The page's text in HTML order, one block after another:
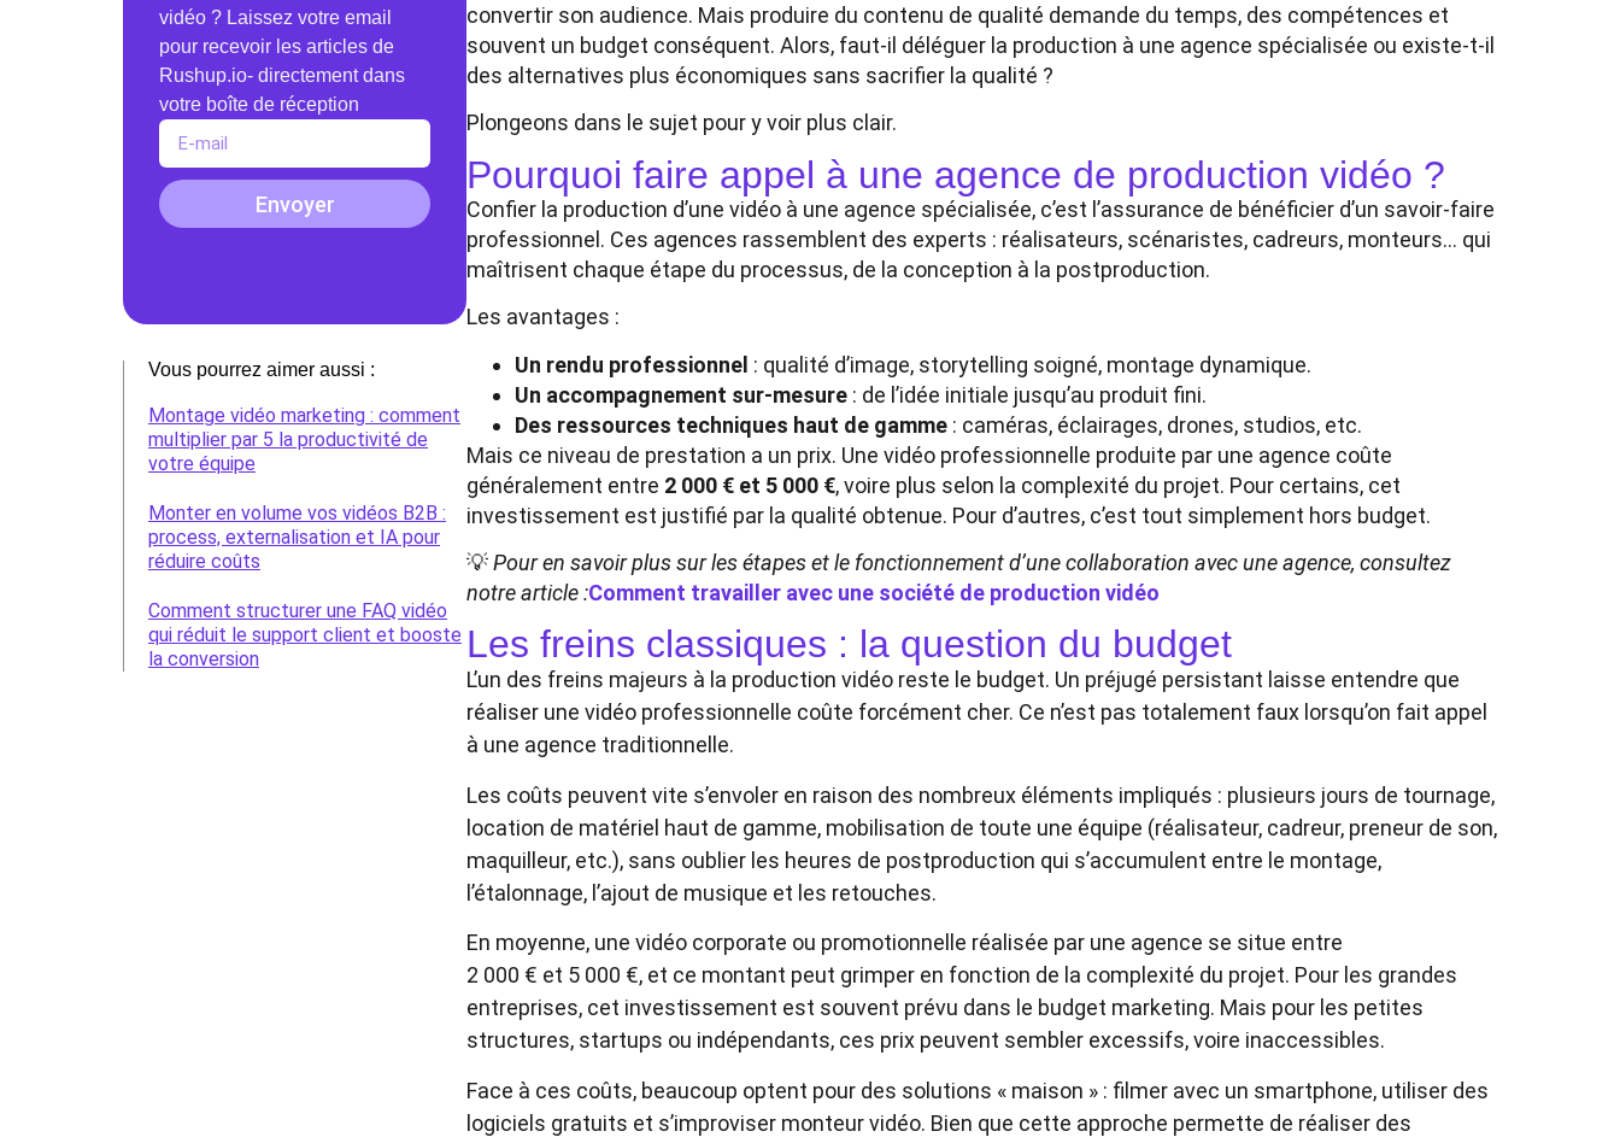
vidéo ? Laissez votre email
pour recevoir les articles de
Rushup.io- directement dans
votre boîte de réception
Envoyer
Vous pourrez aimer aussi :
Montage vidéo marketing : comment
multiplier par 5 la productivité de
votre équipe
Monter en volume vos vidéos B2B :
process, externalisation et IA pour
réduire coûts
Comment structurer une FAQ vidéo
qui réduit le support client et booste
la conversion
convertir son audience. Mais produire du contenu de qualité demande du temps, des compétences et
souvent un budget conséquent. Alors, faut-il déléguer la production à une agence spécialisée ou existe-t-il
des alternatives plus économiques sans sacrifier la qualité ?
Plongeons dans le sujet pour y voir plus clair.
Pourquoi faire appel à une agence de production vidéo ?
Confier la production d’une vidéo à une agence spécialisée, c’est l’assurance de bénéficier d’un savoir-faire
professionnel. Ces agences rassemblent des experts : réalisateurs, scénaristes, cadreurs, monteurs… qui
maîtrisent chaque étape du processus, de la conception à la postproduction.
Les avantages :
Un rendu professionnel : qualité d’image, storytelling soigné, montage dynamique.
Un accompagnement sur-mesure : de l’idée initiale jusqu’au produit fini.
Des ressources techniques haut de gamme : caméras, éclairages, drones, studios, etc.
Mais ce niveau de prestation a un prix. Une vidéo professionnelle produite par une agence coûte
généralement entre 2 000 € et 5 000 €, voire plus selon la complexité du projet. Pour certains, cet
investissement est justifié par la qualité obtenue. Pour d’autres, c’est tout simplement hors budget.
💡Pour en savoir plus sur les étapes et le fonctionnement d’une collaboration avec une agence, consultez
notre article :Comment travailler avec une société de production vidéo
Les freins classiques : la question du budget
L’un des freins majeurs à la production vidéo reste le budget. Un préjugé persistant laisse entendre que
réaliser une vidéo professionnelle coûte forcément cher. Ce n’est pas totalement faux lorsqu’on fait appel
à une agence traditionnelle.
Les coûts peuvent vite s’envoler en raison des nombreux éléments impliqués : plusieurs jours de tournage,
location de matériel haut de gamme, mobilisation de toute une équipe (réalisateur, cadreur, preneur de son,
maquilleur, etc.), sans oublier les heures de postproduction qui s’accumulent entre le montage,
l’étalonnage, l’ajout de musique et les retouches.
En moyenne, une vidéo corporate ou promotionnelle réalisée par une agence se situe entre
2 000 € et 5 000 €, et ce montant peut grimper en fonction de la complexité du projet. Pour les grandes
entreprises, cet investissement est souvent prévu dans le budget marketing. Mais pour les petites
structures, startups ou indépendants, ces prix peuvent sembler excessifs, voire inaccessibles.
Face à ces coûts, beaucoup optent pour des solutions « maison » : filmer avec un smartphone, utiliser des
logiciels gratuits et s’improviser monteur vidéo. Bien que cette approche permette de réaliser des